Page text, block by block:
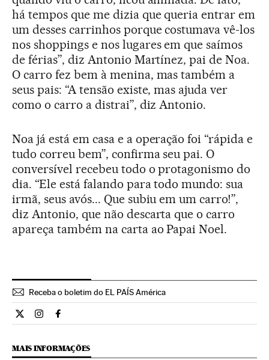
há tempos que me dizia que queria entrar em
um desses carrinhos porque costumava vê-los
nos shoppings e nos lugares em que saímos
de férias”, diz Antonio Martínez, pai de Noa.
O carro fez bem à menina, mas também a
seus pais: “A tensão existe, mas ajuda ver
como o carro a distrai”, diz Antonio.
Noa já está em casa e a operação foi “rápida e
tudo correu bem”, confirma seu pai. O
conversível recebeu todo o protagonismo do
dia. “Ele está falando para todo mundo: sua
irmã, seus avós... Que subiu em um carro!”,
diz Antonio, que não descarta que o carro
apareça também na carta ao Papai Noel.
Receba o boletim do EL PAÍS América
Internacional El País Brasil en Twitter
Internacional El País Brasil en Instagram
Internacional El País Brasil en Facebook
MAIS INFORMAÇÕES